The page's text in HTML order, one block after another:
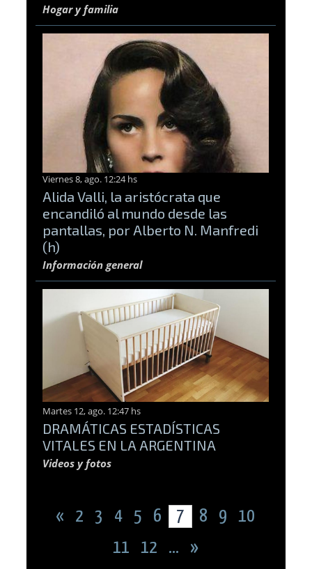
Hogar y familia
Viernes 8, ago. 12:24 hs
Alida Valli, la aristócrata que
encandiló al mundo desde las
pantallas, por Alberto N. Manfredi
(h)
Información general
Martes 12, ago. 12:47 hs
DRAMÁTICAS ESTADÍSTICAS
VITALES EN LA ARGENTINA
Videos y fotos
« 2 3 4 5 6 7 8 9
10
11
12 ... »